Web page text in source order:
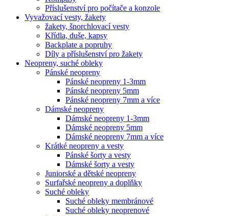
Příslušenství pro počítače a konzole
Vyvažovací vesty, žakety
žakety, šnorchlovací vesty
Křídla, duše, kapsy
Backplate a popruhy
Díly a příslušenství pro žakety
Neopreny, suché obleky
Pánské neopreny
Pánské neopreny 1-3mm
Pánské neopreny 5mm
Pánské neopreny 7mm a více
Dámské neopreny
Dámské neopreny 1-3mm
Dámské neopreny 5mm
Dámské neopreny 7mm a více
Krátké neopreny a vesty
Pánské šorty a vesty
Dámské šorty a vesty
Juniorské a dětské neopreny
Surfařské neopreny a doplňky
Suché obleky
Suché obleky membránové
Suché obleky neoprenové